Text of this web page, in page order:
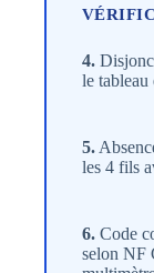
4.
le tableau
5.
les 4 fils
6. Code
selon NF